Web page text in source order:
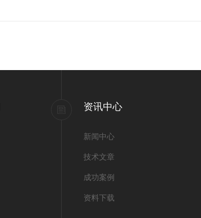
资讯中心
新闻中心
技术文章
成功案例
资料下载